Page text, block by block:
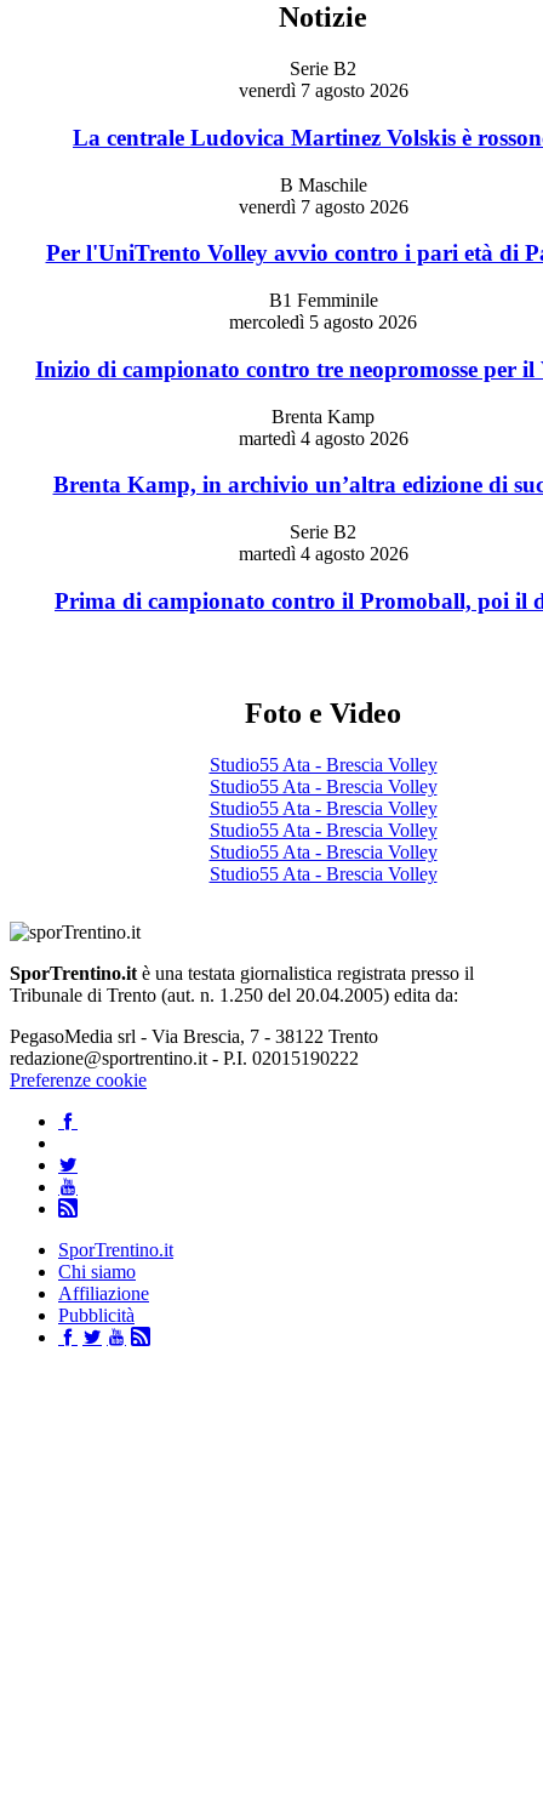
Notizie
Serie B2
venerdì 7 agosto 2026
La centrale Ludovica Martinez Volskis è
B Maschile
venerdì 7 agosto 2026
Per l'UniTrento Volley avvio contro i pari età di
B1 Femminile
mercoledì 5 agosto 2026
Inizio di campionato contro tre neopromosse per il
Brenta Kamp
martedì 4 agosto 2026
Brenta Kamp, in archivio un’altra edizione di
Serie B2
martedì 4 agosto 2026
Prima di campionato contro il Promoball, poi il
Foto e Video
Studio55 Ata - Brescia Volley
Studio55 Ata - Brescia Volley
Studio55 Ata - Brescia Volley
Studio55 Ata - Brescia Volley
Studio55 Ata - Brescia Volley
Studio55 Ata - Brescia Volley
SporTrentino.it è una testata giornalistica registrata presso il
Tribunale di Trento (aut. n. 1.250 del 20.04.2005) edita da:
PegasoMedia srl - Via Brescia, 7 - 38122 Trento
redazione@sportrentino.it - P.I. 02015190222
Preferenze cookie
SporTrentino.it
Chi siamo
Affiliazione
Pubblicità